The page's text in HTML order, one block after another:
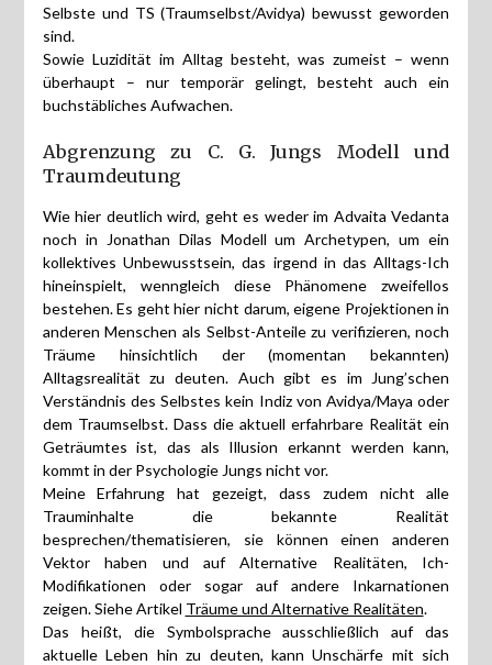
Selbste und TS (Traumselbst/Avidya) bewusst geworden
sind.
Sowie Luzidität im Alltag besteht, was zumeist – wenn
überhaupt – nur temporär gelingt, besteht auch ein
buchstäbliches Aufwachen.
Abgrenzung zu C. G. Jungs Modell und
Traumdeutung
Wie hier deutlich wird, geht es weder im Advaita Vedanta
noch in Jonathan Dilas Modell um Archetypen, um ein
kollektives Unbewusstsein, das irgend in das Alltags-Ich
hineinspielt, wenngleich diese Phänomene zweifellos
bestehen. Es geht hier nicht darum, eigene Projektionen in
anderen Menschen als Selbst-Anteile zu verifizieren, noch
Träume hinsichtlich der (momentan bekannten)
Alltagsrealität zu deuten. Auch gibt es im Jung’schen
Verständnis des Selbstes kein Indiz von Avidya/Maya oder
dem Traumselbst. Dass die aktuell erfahrbare Realität ein
Geträumtes ist, das als Illusion erkannt werden kann,
kommt in der Psychologie Jungs nicht vor.
Meine Erfahrung hat gezeigt, dass zudem nicht alle
Trauminhalte die bekannte Realität
besprechen/thematisieren, sie können einen anderen
Vektor haben und auf Alternative Realitäten, Ich-
Modifikationen oder sogar auf andere Inkarnationen
zeigen. Siehe Artikel Träume und Alternative Realitäten.
Das heißt, die Symbolsprache ausschließlich auf das
aktuelle Leben hin zu deuten, kann Unschärfe mit sich